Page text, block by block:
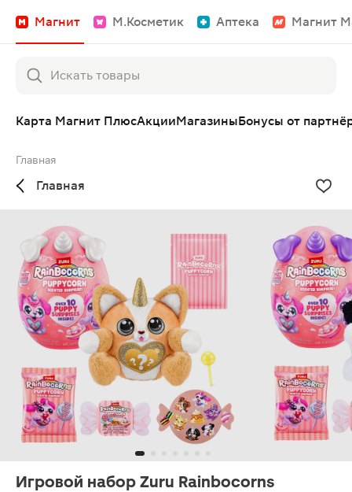
Магнит М.Косметик Аптека Магнит
Карта Магнит ПлюсАкцииМагазиныБонусы от
Главная
Главная
Игровой набор Zuru Rainbocorns